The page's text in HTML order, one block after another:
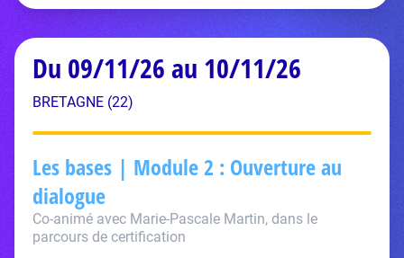
Du 09/11/26 au 10/11/26
BRETAGNE (22)
Les bases | Module 2 : Ouverture au
dialogue
Co-animé avec Marie-Pascale Martin, dans le
parcours de certification